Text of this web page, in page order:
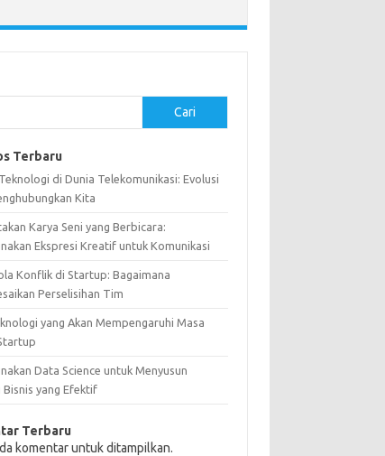
Cari
Terbaru
di Dunia Telekomunikasi: Evolusi
Kita
Karya Seni yang Berbicara:
Ekspresi Kreatif untuk Komunikasi
Konflik di Startup: Bagaimana
Perselisihan Tim
yang Akan Mempengaruhi Masa
Data Science untuk Menyusun
Bisnis yang Efektif
Terbaru
komentar untuk ditampilkan.